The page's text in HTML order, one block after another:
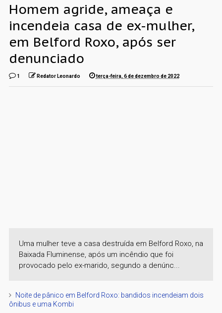
Homem agride, ameaça e
incendeia casa de ex-mulher,
em Belford Roxo, após ser
denunciado
1 Redator Leonardo terça-feira, 6 de dezembro de 2022
Uma mulher teve a casa destruída em Belford Roxo, na
Baixada Fluminense, após um incêndio que foi
provocado pelo ex-marido, segundo a denúnc...
Noite de pânico em Belford Roxo: bandidos incendeiam dois
ônibus e uma Kombi